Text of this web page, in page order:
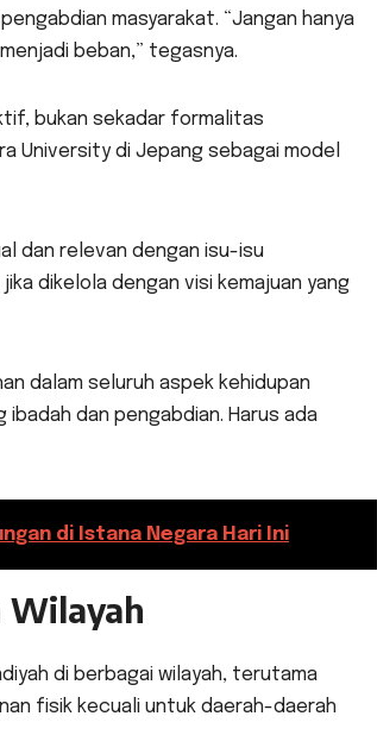
masyarakat. “Jangan hanya
beban,” tegasnya.
bukan sekadar formalitas
University di Jepang sebagai model
dan relevan dengan isu-isu
dikelola dengan visi kemajuan yang
dalam seluruh aspek kehidupan
dan pengabdian. Harus ada
di Istana Negara Hari Ini
Wilayah
di berbagai wilayah, terutama
fisik kecuali untuk daerah-daerah